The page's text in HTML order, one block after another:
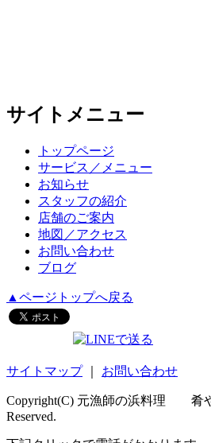
サイトメニュー
トップページ
サービス／メニュー
お知らせ
スタッフの紹介
店舗のご案内
地図／アクセス
お問い合わせ
ブログ
▲ページトップへ戻る
サイトマップ｜ お問い合わせ
Copyright(C) 元漁師の浜料理 肴
Reserved.